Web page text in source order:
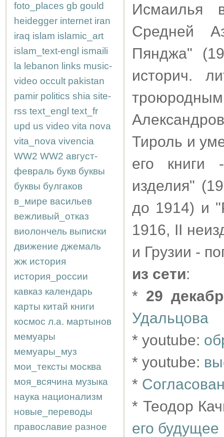
foto_places gb gould
heidegger internet iran
iraq islam islamic_art
islam_text-engl ismaili
la lebanon links music-
video occult pakistan
pamir politics shia site-
rss text_engl text_fr
upd us video vita nova
vita_nova vivencia
WW2 WW2 август-
февраль букв буквы
буквы булгаков
в_мире васильев
вежливый_отказ
виолончель выписки
движение джемаль
жж история
история_россии
кавказ календарь
карты китай книги
космос л.а. мартынов
мемуары
мемуары_муз
мои_тексты москва
моя_всячина музыка
наука национализм
новые_переводы
православие разное
Исмаилья
Средней
Пянджа"
историч.
Тироль и
его книги
изделия"
до 1914) и
1916, II
и Грузии -
из сети:
* 29 декабр
Удальцова
* youtube:
* youtube:
*
* Теодор
его будущее